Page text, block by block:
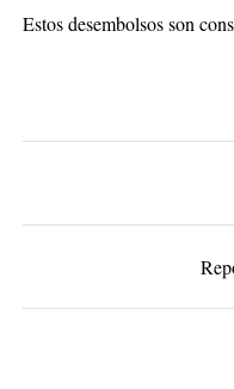
Estos desembolsos son